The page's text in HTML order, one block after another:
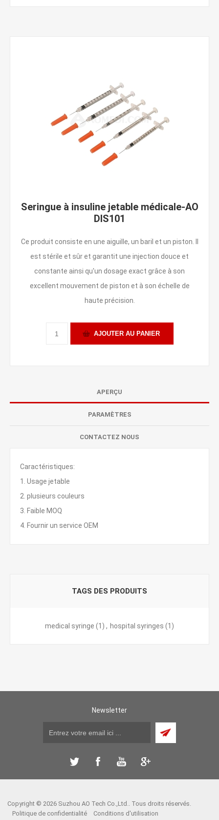
Seringue à insuline jetable médicale-AO
DIS101
Ce produit consiste en une aiguille, un baril et un piston. Il
est stérile et sûr et garantit une injection douce et
constante ainsi qu'un dosage exact grâce à son
excellent mouvement de piston et à son échelle de
haute précision.
APERÇU
PARAMÈTRES
CONTACTEZ NOUS
Caractéristiques:
1. Usage jetable
2. plusieurs couleurs
3. Faible MOQ
4. Fournir un service OEM
TAGS DES PRODUITS
medical syringe (1) , hospital syringes (1)
Newsletter
Copyright © 2026 Suzhou AO Tech Co.,Ltd.. Tous droits réservés.
Politique de confidentialité
Conditions d'utilisation